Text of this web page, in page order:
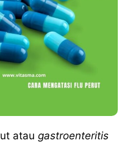
atau gastroenteritis